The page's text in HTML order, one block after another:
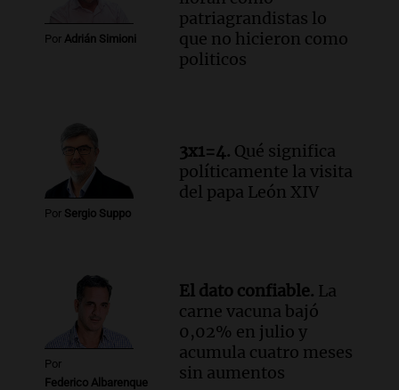
Por Adrián Simioni
patriagrandistas lo
que no hicieron como
politicos
Por Sergio Suppo
3x1=4. Qué significa
políticamente la visita
del papa León XIV
Por
Federico Albarenque
El dato confiable. La
carne vacuna bajó
0,02% en julio y
acumula cuatro meses
sin aumentos